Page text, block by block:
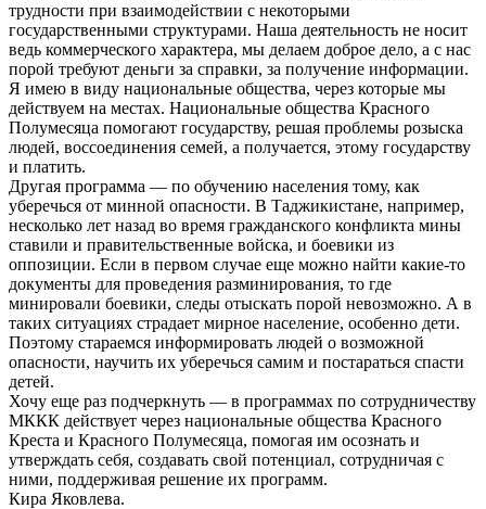
трудности при взаимодействии с некоторыми
государственными структурами. Наша деятельность не носит
ведь коммерческого характера, мы делаем доброе дело, а с нас
порой требуют деньги за справки, за получение информации.
Я имею в виду национальные общества, через которые мы
действуем на местах. Национальные общества Красного
Полумесяца помогают государству, решая проблемы розыска
людей, воссоединения семей, а получается, этому государству
и платить.
Другая программа — по обучению населения тому, как
уберечься от минной опасности. В Таджикистане, например,
несколько лет назад во время гражданского конфликта мины
ставили и правительственные войска, и боевики из
оппозиции. Если в первом случае еще можно найти какие-то
документы для проведения разминирования, то где
минировали боевики, следы отыскать порой невозможно. А в
таких ситуациях страдает мирное население, особенно дети.
Поэтому стараемся информировать людей о возможной
опасности, научить их уберечься самим и постараться спасти
детей.
Хочу еще раз подчеркнуть — в программах по сотрудничеству
МККК действует через национальные общества Красного
Креста и Красного Полумесяца, помогая им осознать и
утверждать себя, создавать свой потенциал, сотрудничая с
ними, поддерживая решение их программ.
Кира Яковлева.